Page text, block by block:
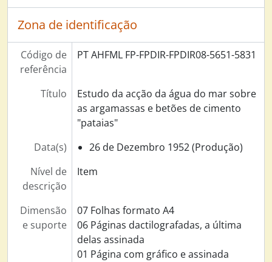
Zona de identificação
Código de
referência
PT AHFML FP-FPDIR-FPDIR08-5651-5831
Título
Estudo da acção da água do mar sobre
as argamassas e betões de cimento
"pataias"
Data(s)
26 de Dezembro 1952 (Produção)
Nível de
descrição
Item
Dimensão
e suporte
07 Folhas formato A4
06 Páginas dactilografadas, a última
delas assinada
01 Página com gráfico e assinada